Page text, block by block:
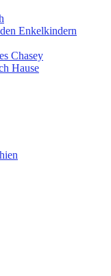
Enkelkindern
Chasey
Hause